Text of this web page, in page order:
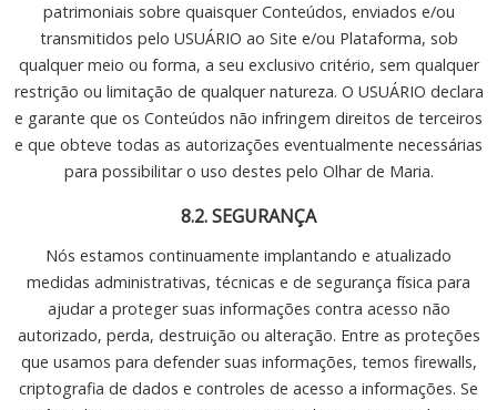
patrimoniais sobre quaisquer Conteúdos, enviados e/ou
transmitidos pelo USUÁRIO ao Site e/ou Plataforma, sob
qualquer meio ou forma, a seu exclusivo critério, sem qualquer
restrição ou limitação de qualquer natureza. O USUÁRIO declara
e garante que os Conteúdos não infringem direitos de terceiros
e que obteve todas as autorizações eventualmente necessárias
para possibilitar o uso destes pelo Olhar de Maria.
8.2. SEGURANÇA
Nós estamos continuamente implantando e atualizado
medidas administrativas, técnicas e de segurança física para
ajudar a proteger suas informações contra acesso não
autorizado, perda, destruição ou alteração. Entre as proteções
que usamos para defender suas informações, temos firewalls,
criptografia de dados e controles de acesso a informações. Se